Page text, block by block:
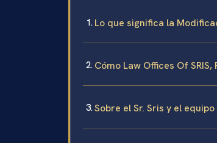
Lo que significa la
Cómo Law Offices Of
Sobre el Sr. Sris y el